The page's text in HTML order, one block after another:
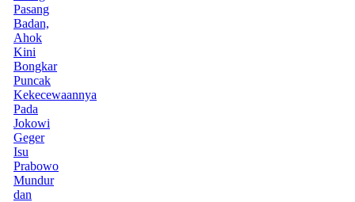
Pasang
Badan,
Ahok
Kini
Bongkar
Puncak
Kekecewaannya
Pada
Jokowi
Geger
Isu
Prabowo
Mundur
dan